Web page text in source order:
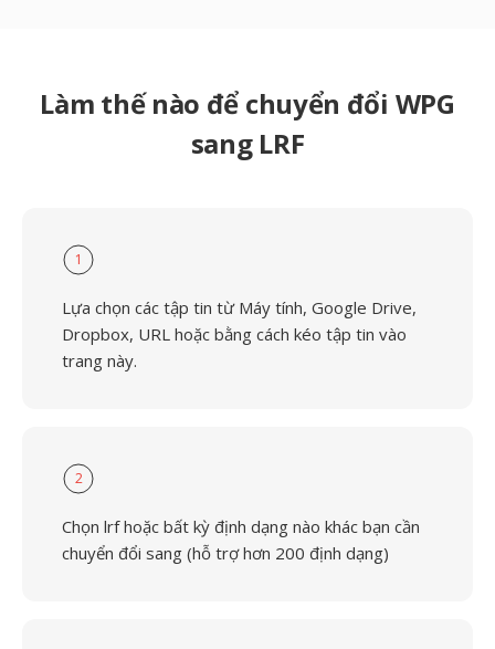
Làm thế nào để chuyển đổi WPG
sang LRF
1
Lựa chọn các tập tin từ Máy tính, Google Drive,
Dropbox, URL hoặc bằng cách kéo tập tin vào
trang này.
2
Chọn lrf hoặc bất kỳ định dạng nào khác bạn cần
chuyển đổi sang (hỗ trợ hơn 200 định dạng)